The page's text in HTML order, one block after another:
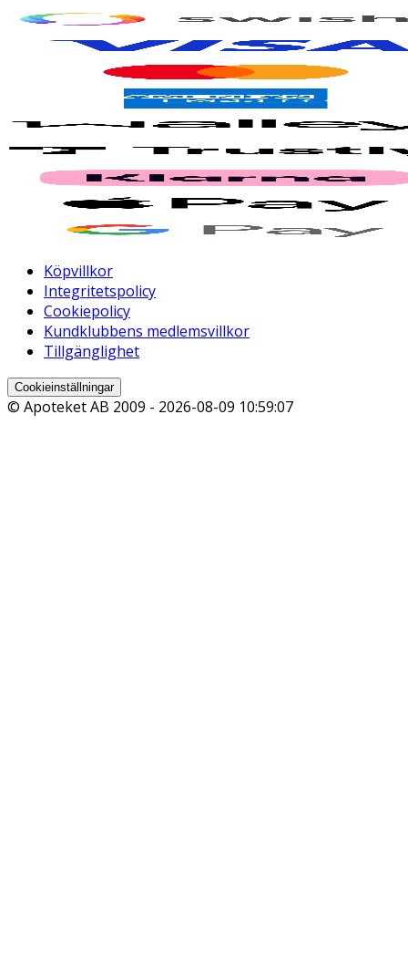
Köpvillkor
Integritetspolicy
Cookiepolicy
Kundklubbens medlemsvillkor
Tillgänglighet
Cookieinställningar
© Apoteket AB 2009 - 2026-08-09 10:59:07